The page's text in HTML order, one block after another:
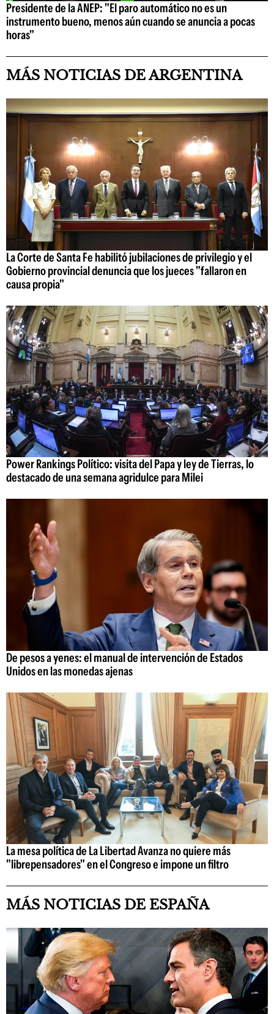
Presidente de la ANEP: "El paro automático no es un
instrumento bueno, menos aún cuando se anuncia a pocas
horas"
MÁS NOTICIAS DE ARGENTINA
La Corte de Santa Fe habilitó jubilaciones de privilegio y el
Gobierno provincial denuncia que los jueces "fallaron en
causa propia"
Power Rankings Político: visita del Papa y ley de Tierras, lo
destacado de una semana agridulce para Milei
De pesos a yenes: el manual de intervención de Estados
Unidos en las monedas ajenas
La mesa política de La Libertad Avanza no quiere más
"librepensadores" en el Congreso e impone un filtro
MÁS NOTICIAS DE ESPAÑA